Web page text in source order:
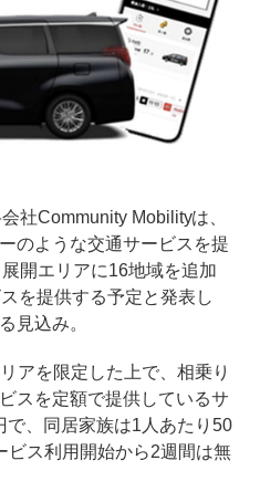
社Community Mobilityは、
のような交通サービスを提
開エリアに16地域を追加
を提供する予定と発表し
見込み。
アを限定した上で、相乗り
スを定額で提供しているサ
で、同居家族は1人あたり50
ビス利用開始から2週間は無